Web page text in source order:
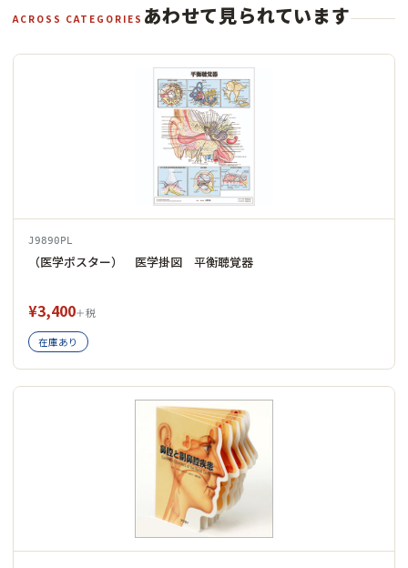
ACROSS CATEGORIES あわせて見られています
J9890PL
（医学ポスター） 医学掛図 平衡聴覚器
¥3,400＋税
在庫あり